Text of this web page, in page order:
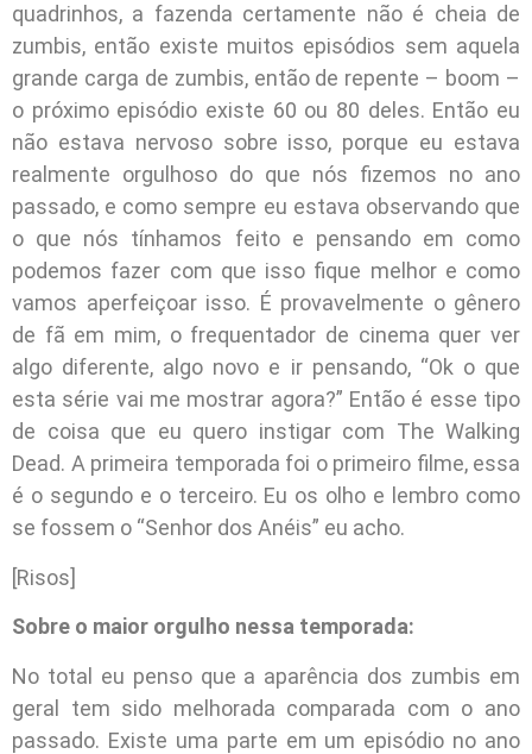
quadrinhos, a fazenda certamente não é cheia de
zumbis, então existe muitos episódios sem aquela
grande carga de zumbis, então de repente – boom –
o próximo episódio existe 60 ou 80 deles. Então eu
não estava nervoso sobre isso, porque eu estava
realmente orgulhoso do que nós fizemos no ano
passado, e como sempre eu estava observando que
o que nós tínhamos feito e pensando em como
podemos fazer com que isso fique melhor e como
vamos aperfeiçoar isso. É provavelmente o gênero
de fã em mim, o frequentador de cinema quer ver
algo diferente, algo novo e ir pensando, “Ok o que
esta série vai me mostrar agora?” Então é esse tipo
de coisa que eu quero instigar com The Walking
Dead. A primeira temporada foi o primeiro filme, essa
é o segundo e o terceiro. Eu os olho e lembro como
se fossem o “Senhor dos Anéis” eu acho.
[Risos]
Sobre o maior orgulho nessa temporada:
No total eu penso que a aparência dos zumbis em
geral tem sido melhorada comparada com o ano
passado. Existe uma parte em um episódio no ano